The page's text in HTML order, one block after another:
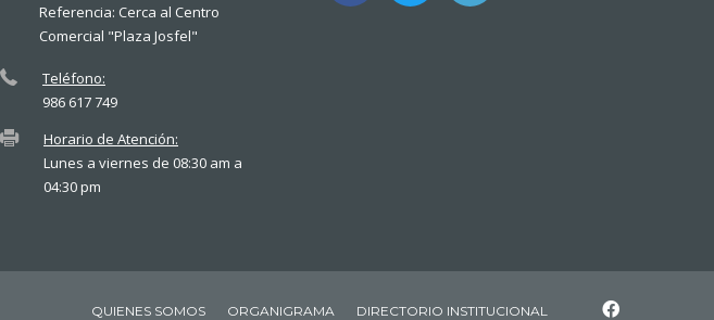
Referencia: Cerca al Centro
Comercial "Plaza Josfel"
Teléfono:
986 617 749
Horario de Atención:
Lunes a viernes de 08:30 am a
04:30 pm
QUIENES SOMOS ORGANIGRAMA DIRECTORIO INSTITUCIONAL